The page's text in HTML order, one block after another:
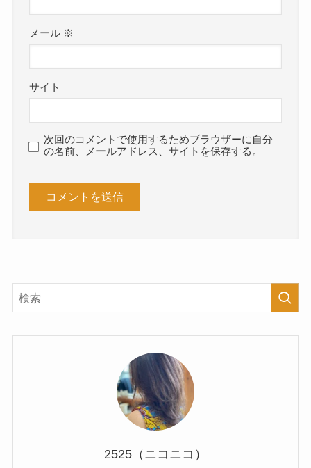
メール ※
サイト
次回のコメントで使用するためブラウザーに自分
の名前、メールアドレス、サイトを保存する。
2525（ニコニコ）